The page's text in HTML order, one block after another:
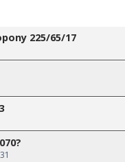
225/65/17